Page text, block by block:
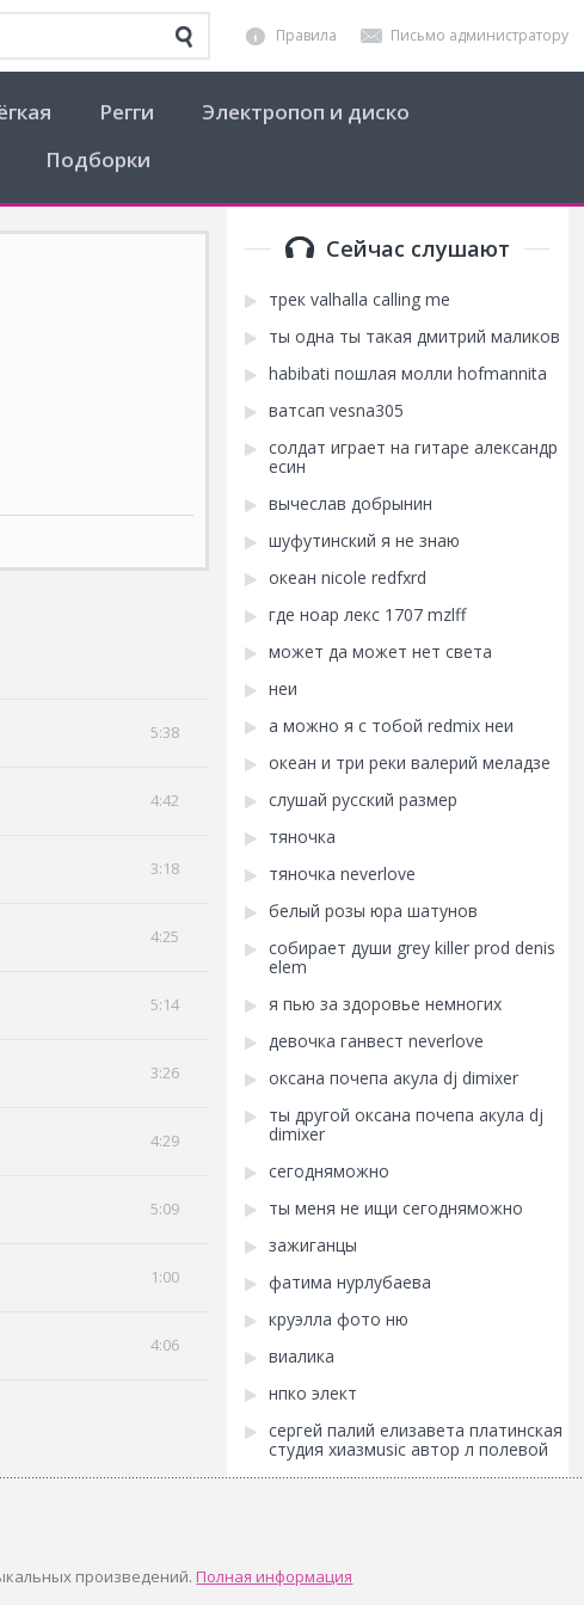
Правила Письмо администратору
Регги
Электропоп и диско
Подборки
5:38
4:42
3:18
4:25
5:14
3:26
4:29
5:09
1:00
4:06
Сейчас слушают
трек valhalla calling me
ты одна ты такая дмитрий маликов
habibati пошлая молли hofmannita
ватсап vesna305
солдат играет на гитаре александр
есин
вычеслав добрынин
шуфутинский я не знаю
океан nicole redfxrd
где ноар лекс 1707 mzlff
может да может нет света
неи
а можно я с тобой redmix неи
океан и три реки валерий меладзе
слушай русский размер
тяночка
тяночка neverlove
белый розы юра шатунов
собирает души grey killer prod denis
elem
я пью за здоровье немногих
девочка ганвест neverlove
оксана почепа акула dj dimixer
ты другой оксана почепа акула dj
dimixer
сегодняможно
ты меня не ищи сегодняможно
зажиганцы
фатима нурлубаева
круэлла фото ню
виалика
нпко элект
сергей палий елизавета платинская
студия хиазмusic автор л полевой
произведений.Полная информация